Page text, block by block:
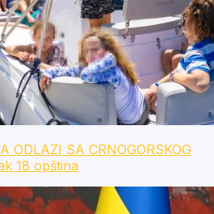
ODLAZI SA CRNOGORSKOG
18 opština